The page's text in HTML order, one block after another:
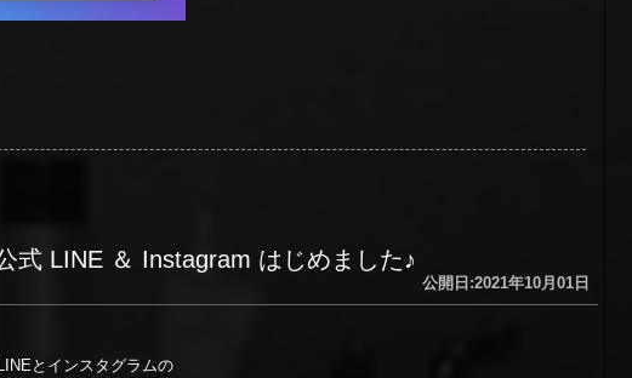
式 LINE ＆ Instagram はじめました♪
公開日:2021年10月01日
とインスタグラムの